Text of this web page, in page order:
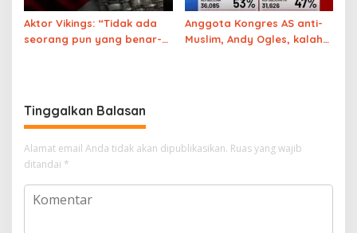
Aktor Vikings: “Tidak ada
seorang pun yang benar-
Anggota Kongres AS anti-
Muslim, Andy Ogles, kalah
Tinggalkan Balasan
Alamat email Anda tidak akan dipublikasikan. Ruas yang wajib
ditandai *